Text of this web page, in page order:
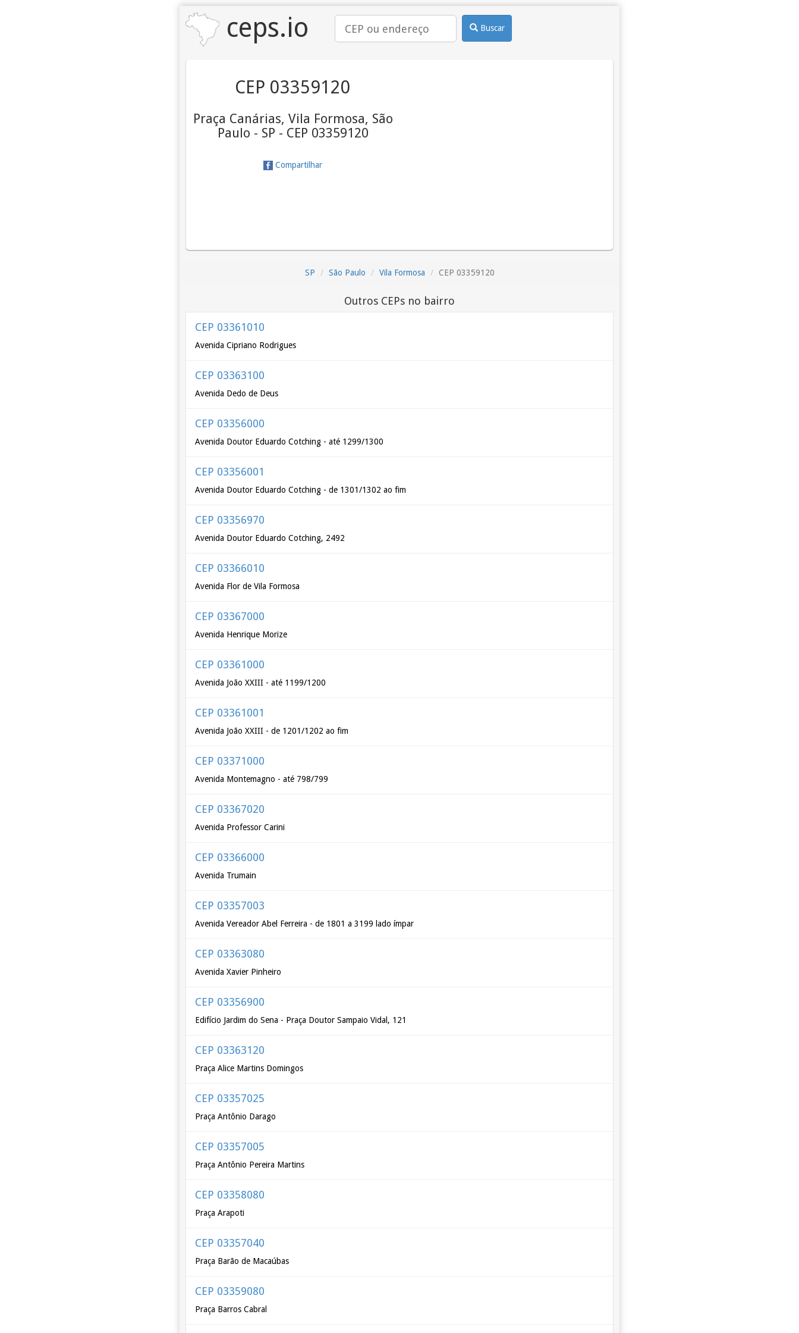
ceps.io Buscar
CEP 03359120
Praça Canárias, Vila Formosa, São
Paulo - SP - CEP 03359120
Compartilhar
SP São Paulo Vila Formosa CEP 03359120
Outros CEPs no bairro
CEP 03361010
Avenida Cipriano Rodrigues
CEP 03363100
Avenida Dedo de Deus
CEP 03356000
Avenida Doutor Eduardo Cotching - até 1299/1300
CEP 03356001
Avenida Doutor Eduardo Cotching - de 1301/1302 ao fim
CEP 03356970
Avenida Doutor Eduardo Cotching, 2492
CEP 03366010
Avenida Flor de Vila Formosa
CEP 03367000
Avenida Henrique Morize
CEP 03361000
Avenida João XXIII - até 1199/1200
CEP 03361001
Avenida João XXIII - de 1201/1202 ao fim
CEP 03371000
Avenida Montemagno - até 798/799
CEP 03367020
Avenida Professor Carini
CEP 03366000
Avenida Trumain
CEP 03357003
Avenida Vereador Abel Ferreira - de 1801 a 3199 lado ímpar
CEP 03363080
Avenida Xavier Pinheiro
CEP 03356900
Edifício Jardim do Sena - Praça Doutor Sampaio Vidal, 121
CEP 03363120
Praça Alice Martins Domingos
CEP 03357025
Praça Antônio Darago
CEP 03357005
Praça Antônio Pereira Martins
CEP 03358080
Praça Arapoti
CEP 03357040
Praça Barão de Macaúbas
CEP 03359080
Praça Barros Cabral